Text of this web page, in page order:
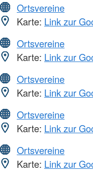
Ortsvereine
Karte: Link zur
Ortsvereine
Karte: Link zur
Ortsvereine
Karte: Link zur
Ortsvereine
Karte: Link zur
Ortsvereine
Karte: Link zur